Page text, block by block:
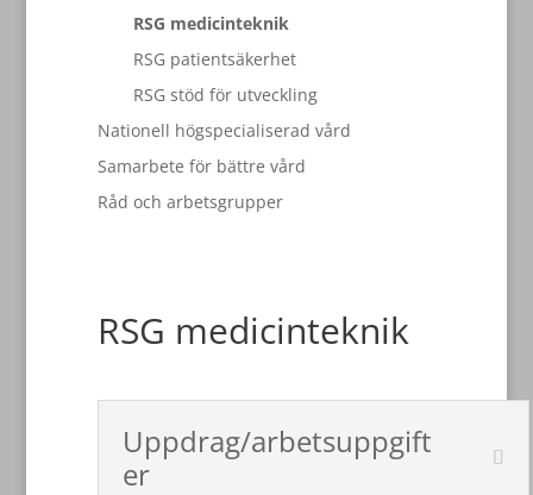
RSG medicinteknik
RSG patientsäkerhet
RSG stöd för utveckling
Nationell högspecialiserad vård
Samarbete för bättre vård
Råd och arbetsgrupper
RSG medicinteknik
Uppdrag/arbetsuppgift
er